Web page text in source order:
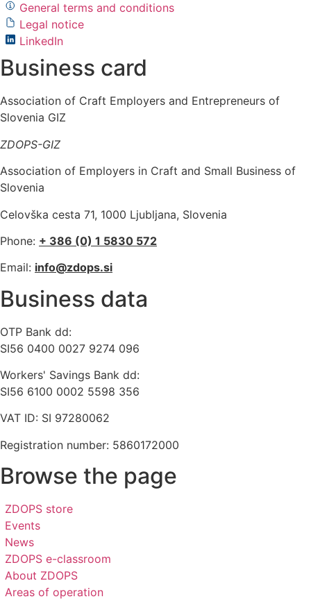
General terms and conditions
Legal notice
LinkedIn
Business card
Association of Craft Employers and Entrepreneurs of
Slovenia GIZ
ZDOPS-GIZ
Association of Employers in Craft and Small Business of
Slovenia
Celovška cesta 71, 1000 Ljubljana, Slovenia
Phone: + 386 (0) 1 5830 572
Email: info@zdops.si
Business data
OTP Bank dd:
SI56 0400 0027 9274 096
Workers' Savings Bank dd:
SI56 6100 0002 5598 356
VAT ID: SI 97280062
Registration number: 5860172000
Browse the page
ZDOPS store
Events
News
ZDOPS e-classroom
About ZDOPS
Areas of operation